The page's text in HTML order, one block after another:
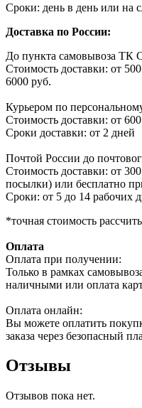
Сроки: день в день или на
Доставка по России:
До пункта самовывоза ТК
Стоимость доставки: от
6000 руб.
Курьером по
Стоимость доставки: от
Сроки доставки: от 2 дней
Почтой России до
Стоимость доставки: от
посылки) или бесплатно
Сроки: от 5 до 14 рабочих
*точная стоимость
Оплата
Оплата при получении:
Только в рамках
наличными или оплата
Оплата онлайн:
Вы можете оплатить
заказа через безопасный
Отзывы
Отзывов пока нет.